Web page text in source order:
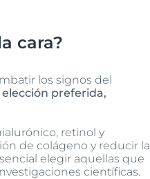
cara?
los signos del
preferida,
retinol y
de colágeno y reducir la
elegir aquellas que
científicas.